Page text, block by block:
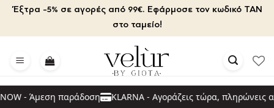
Μετάβαση
περιεχόμενο
Έξτρα -5% σε αγορές από 99€. Εφάρμοσε τον κωδικό TAN
στο ταμείο!
- Άμεση παράδοση KLARNA - Αγοράζεις τώρα, πληρώνεις